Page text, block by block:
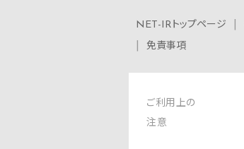
NET-IRトップページ
免責事項
ご利用上の
注意